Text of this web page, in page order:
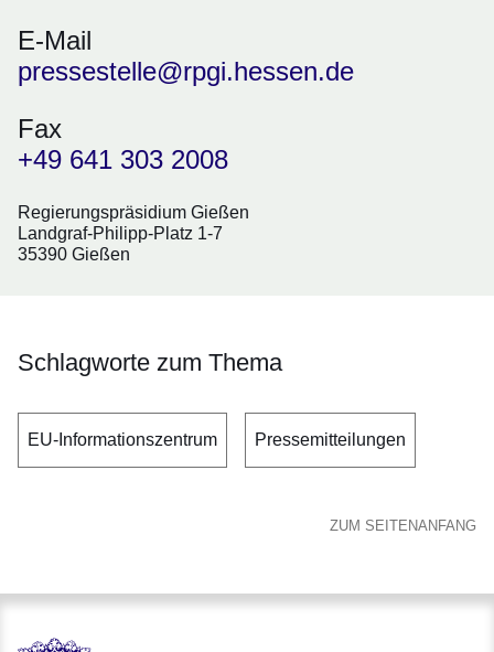
E-Mail
pressestelle@rpgi.hessen.de
Fax
+49 641 303 2008
Regierungspräsidium Gießen
Landgraf-Philipp-Platz 1-7
35390 Gießen
Schlagworte zum Thema
EU-Informationszentrum Pressemitteilungen
ZUM SEITENANFANG